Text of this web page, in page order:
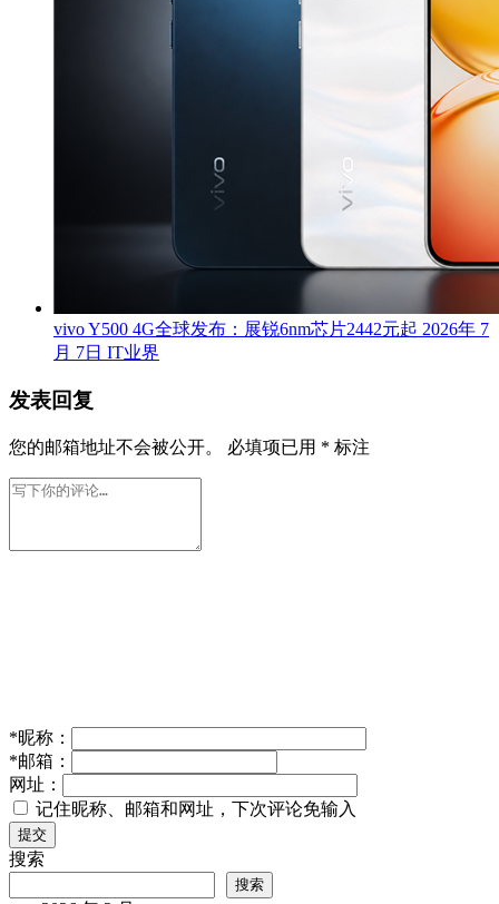
vivo Y500 4G全球发布：展锐6nm芯片2442元起 2026年 7
月 7日 IT业界
发表回复
您的邮箱地址不会被公开。 必填项已用 * 标注
*昵称：
*邮箱：
网址：
记住昵称、邮箱和网址，下次评论免输入
提交
搜索
搜索